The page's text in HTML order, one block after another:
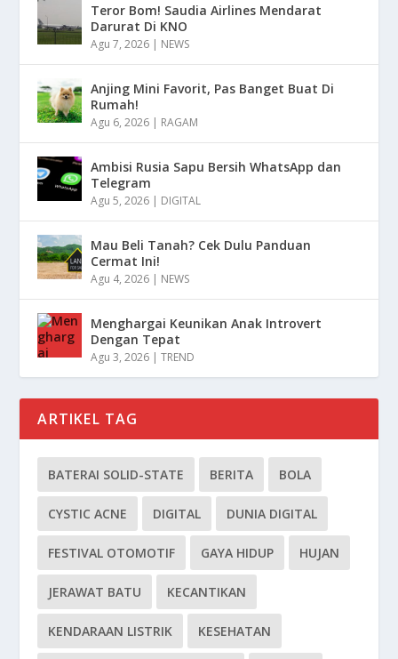
Teror Bom! Saudia Airlines Mendarat
Darurat Di KNO
Agu 7, 2026 | NEWS
Anjing Mini Favorit, Pas Banget Buat Di
Rumah!
Agu 6, 2026 | RAGAM
Ambisi Rusia Sapu Bersih WhatsApp dan
Telegram
Agu 5, 2026 | DIGITAL
Mau Beli Tanah? Cek Dulu Panduan
Cermat Ini!
Agu 4, 2026 | NEWS
Menghargai Keunikan Anak Introvert
Dengan Tepat
Agu 3, 2026 |TREND
ARTIKEL TAG
BATERAI SOLID-STATE BERITA BOLA
CYSTIC ACNE DIGITAL DUNIA DIGITAL
FESTIVAL OTOMOTIF GAYA HIDUP HUJAN
JERAWAT BATU KECANTIKAN
KENDARAAN LISTRIK KESEHATAN